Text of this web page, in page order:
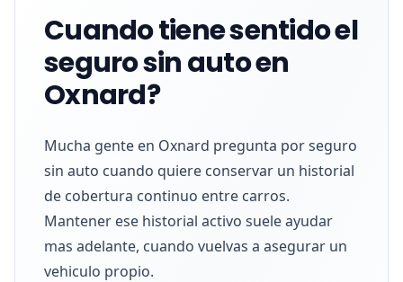
Cuando tiene sentido el
seguro sin auto en
Oxnard?
Mucha gente en Oxnard pregunta por seguro
sin auto cuando quiere conservar un historial
de cobertura continuo entre carros.
Mantener ese historial activo suele ayudar
mas adelante, cuando vuelvas a asegurar un
vehiculo propio.